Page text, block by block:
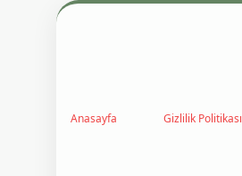
Anasayfa Gizlilik Politikası